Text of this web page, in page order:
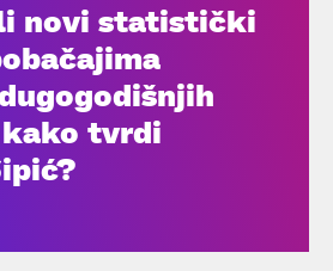
novi statistički
tvrdi